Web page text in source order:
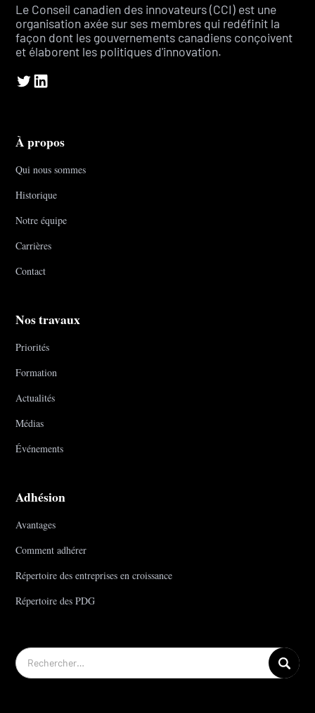
Le Conseil canadien des innovateurs (CCI) est une
organisation axée sur ses membres qui redéfinit la
façon dont les gouvernements canadiens conçoivent
et élaborent les politiques d'innovation.
À propos
Qui nous sommes
Historique
Notre équipe
Carrières
Contact
Nos travaux
Priorités
Formation
Actualités
Médias
Événements
Adhésion
Avantages
Comment adhérer
Répertoire des entreprises en croissance
Répertoire des PDG